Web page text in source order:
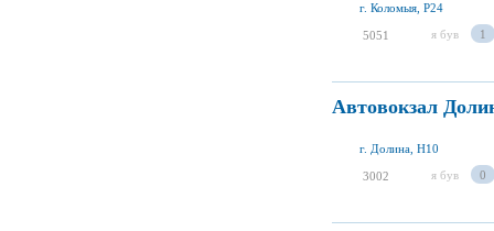
г. Коломыя, P24
5051 я був 1
Автовокзал
г. Долина, H10
3002 я був 0